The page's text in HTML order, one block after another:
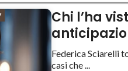
Chi l’ha
Federica Sciarelli
casi che ...